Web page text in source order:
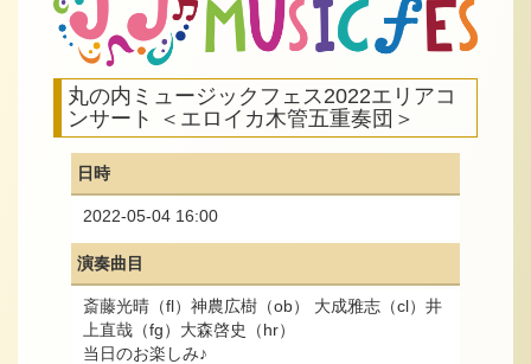
丸の内ミュージックフェス2022エリアコ
ンサート ＜エロイカ木管五重奏団＞
日時
2022-05-04 16:00
演奏曲目
斎藤光晴（fl）神農広樹（ob） 大成雅志（cl）井
上直哉（fg）大森啓史（hr）
当日のお楽しみ♪